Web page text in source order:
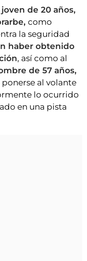
de 20 años,
como
la seguridad
haber obtenido
, así como al
de 57 años,
al volante
lo ocurrido
en una pista